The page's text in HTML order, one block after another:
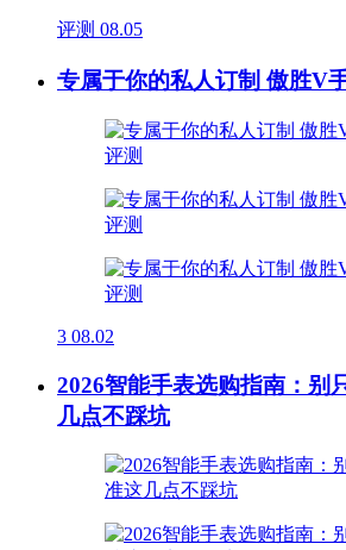
评测 08.05
专属于你的私人订制 傲胜V
3 08.02
2026智能手表选购指南：别
几点不踩坑